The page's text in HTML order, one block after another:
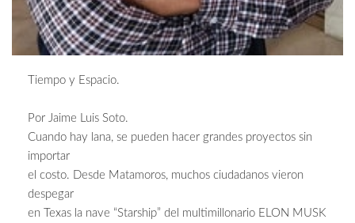
Tiempo y Espacio.
Por Jaime Luis Soto.
Cuando hay lana, se pueden hacer grandes proyectos sin
importar
el costo. Desde Matamoros, muchos ciudadanos vieron
despegar
en Texas la nave “Starship” del multimillonario ELON MUSK